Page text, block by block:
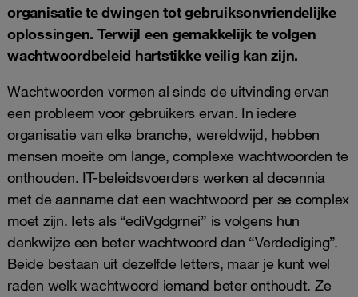
organisatie te dwingen tot gebruiksonvriendelijke
oplossingen. Terwijl een gemakkelijk te volgen
wachtwoordbeleid hartstikke veilig kan zijn.
Wachtwoorden vormen al sinds de uitvinding ervan
een probleem voor gebruikers ervan. In iedere
organisatie van elke branche, wereldwijd, hebben
mensen moeite om lange, complexe wachtwoorden te
onthouden. IT-beleidsvoerders werken al decennia
met de aanname dat een wachtwoord per se complex
moet zijn. Iets als “ediVgdgrnei” is volgens hun
denkwijze een beter wachtwoord dan “Verdediging”.
Beide bestaan uit dezelfde letters, maar je kunt wel
raden welk wachtwoord iemand beter onthoudt. Ze